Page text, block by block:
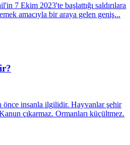
7 Ekim 2023'te başlattığı saldırılara
amacıyla bir araya gelen geniş...
önce insanla ilgilidir. Hayvanlar şehir
çıkarmaz. Ormanları küçültmez.